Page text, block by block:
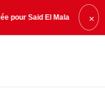
El Mala 10:28Galatasaray
×